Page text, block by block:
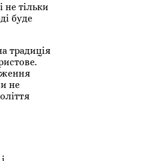
не тільки
буде
традиція
не